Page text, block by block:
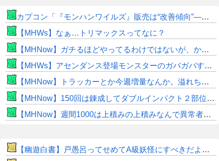
カプコン「『モンハンワイルズ』販売は“改善傾向”―中長期でワールド超え目指す」
【MHWs】なぁ…トリマックスってなに？
【MHNow】ガチるほどやってるわけではないが、かと言って要撃戦くらいしかやることないんだよな
【MHWs】アセンダンス登場モンスターのガバガバすぎる偽リークきたな
【MHNow】トラッカーとか今週増量なんか。溢れちゃうから来週にして欲しいわ何狩れいうねん
【MHNow】150回は錬成してダブルインパクト２部位だけって流石に泣けてくる
【MHNow】週間1000は上積みの上積みなんで異常者です
【幽遊白書】戸愚呂ってせめてA級妖怪にすべきだよなｗｗｗｗ